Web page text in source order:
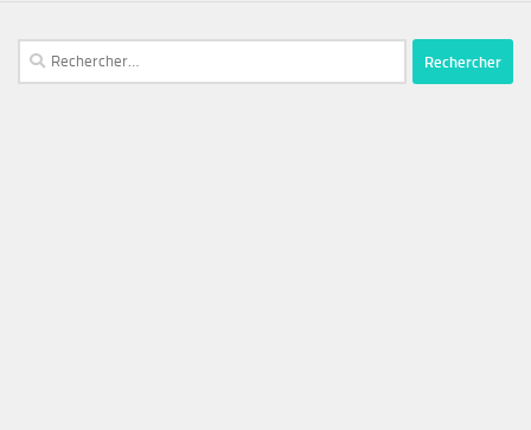
Rechercher :